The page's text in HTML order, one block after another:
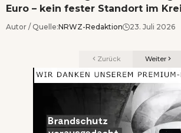
Euro – kein fester Standort im
Autor / Quelle:NRWZ-Redaktion 23. Juli 2026
Zurück Weiter